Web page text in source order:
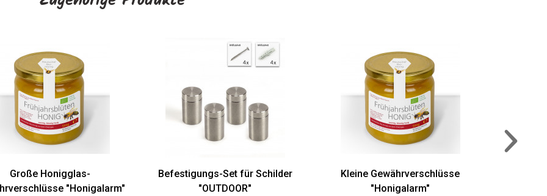
Set für Schilder
"OUTDOOR"
Kleine Gewährverschlüsse
"Honigalarm"
Wandbefestigungs-Set für Schilder
"INDOOR"
AUSWÄHLEN